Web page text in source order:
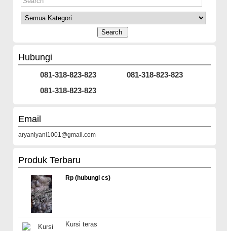
Hubungi
081-318-823-823
081-318-823-823
081-318-823-823
Email
aryaniyani1001@gmail.com
Produk Terbaru
Rp (hubungi cs)
Kursi teras